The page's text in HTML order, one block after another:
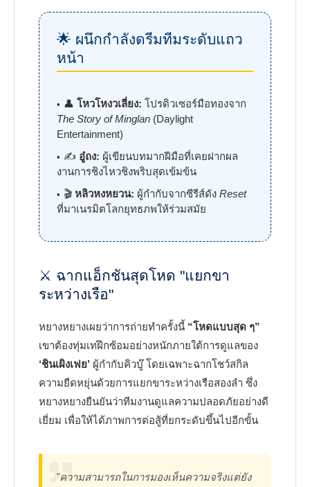
🌟 ผนึกกำลังดรีมทีมระดับแถว
หน้า
👤 โหวโหงวเลี่ยง: โปรดิวเซอร์มือทองจาก
The Story of Minglan (Daylight
Entertainment)
✍️ อู๋ถง: ผู้เขียนบทมากฝีมือที่เคยฝากผล
งานการชิงไหวชิงพริบสุดเข้มข้น
🎬 หลิวหงหยวน: ผู้กำกับจากซีรีส์ดัง Reset
ที่มาเนรมิตโลกยุทธภพให้ร่วมสมัย
⚔️ ฉากแอ็กชันสุดโหด "แยกขา
ระหว่างเรือ"
หยางหยางเผยว่าการถ่ายทำครั้งนี้ “โหดแบบสุด ๆ”
เขาต้องทุ่มเทฝึกซ้อมอย่างหนักภายใต้การดูแลของ
‘ชินเผิงเฟย’ ผู้กำกับคิวบู๊ โดยเฉพาะฉากโชว์สกิล
ความยืดหยุ่นด้วยการแยกขาระหว่างเรือสองลำ ซึ่ง
หยางหยางยืนยันว่าทีมงานดูแลความปลอดภัยอย่างดี
เยี่ยม เพื่อให้ได้ภาพการต่อสู้ที่ยกระดับขึ้นไปอีกขั้น
"ความสามารถในการมองเห็นความจริงแต่ยัง